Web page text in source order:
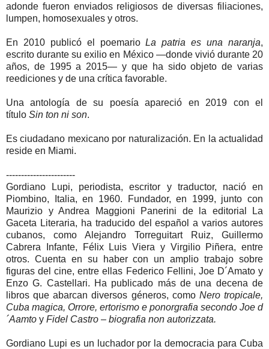
adonde fueron enviados religiosos de diversas filiaciones,
lumpen, homosexuales y otros.
En 2010 publicó el poemarioLa patria es una naranja,
escrito durante su exilio en México —donde vivió durante 20
años, de 1995 a 2015— y que ha sido objeto de varias
reediciones y de una crítica favorable.
Una antología de su poesía apareció en 2019 con el
título Sin ton ni son.
Es ciudadano mexicano por naturalización. En la actualidad
reside en Miami.
-----------------------
Gordiano Lupi, periodista, escritor y traductor, nació en
Piombino, Italia, en 1960. Fundador, en 1999, junto con
Maurizio y Andrea Maggioni Panerini de la editorial La
Gaceta Literaria, ha traducido del español a varios autores
cubanos, como Alejandro Torreguitart Ruiz, Guillermo
Cabrera Infante, Félix Luis Viera y Virgilio Piñera, entre
otros. Cuenta en su haber con un amplio trabajo sobre
figuras del cine, entre ellas Federico Fellini, Joe D´Amato y
Enzo G. Castellari. Ha publicado más de una decena de
libros que abarcan diversos géneros, como Nero tropicale,
Cuba magica, Orrore, ertorismo e ponorgrafia secondo Joe d
´Aamto y Fidel Castro – biografia non autorizzata.
Gordiano Lupi es un luchador por la democracia para Cuba